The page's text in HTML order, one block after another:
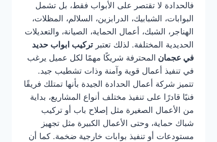
فالحدادة لا تقتصر على الأبواب فقط، بل تشمل
البوابات، الشبابيك، الدرابزين، السلالم، المظلات،
الهناجر، الشبك، أعمال الحماية، الصيانة، والتعديلات
الحديدية المختلفة. لذلك تعتبر تركيب ابواب حديد
في عجمان المحترفة شريكًا مهمًا لكل عميل يرغب
في تنفيذ أعمال قوية وآمنة وذات تشطيب جيد.
تتميز شركة أعمال الحدادة الجيدة بأنها تمتلك فريقًا
فنيًا قادرًا على تنفيذ مختلف أنواع المشاريع، بداية
من الأعمال الصغيرة مثل إصلاح باب أو تركيب
شباك حماية، وحتى الأعمال الكبيرة مثل تجهيز
مستودعات أو تنفيذ بوابات خارجية ضخمة. كما أن